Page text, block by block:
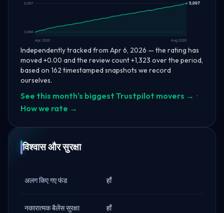
5,007
3,684
5,007
Apr 2026 Aug 2026
Independently tracked from Apr 6, 2026 — the rating has
moved +0.00 and the review count +1,323 over the period,
based on 162 timestamped snapshots we record
ourselves.
See this month's biggest Trustpilot movers → ·
How we rate →
विश्वास और सुरक्षा
अलग किए गए फंड हाँ
नकारात्मक बैलेंस सुरक्षा हाँ